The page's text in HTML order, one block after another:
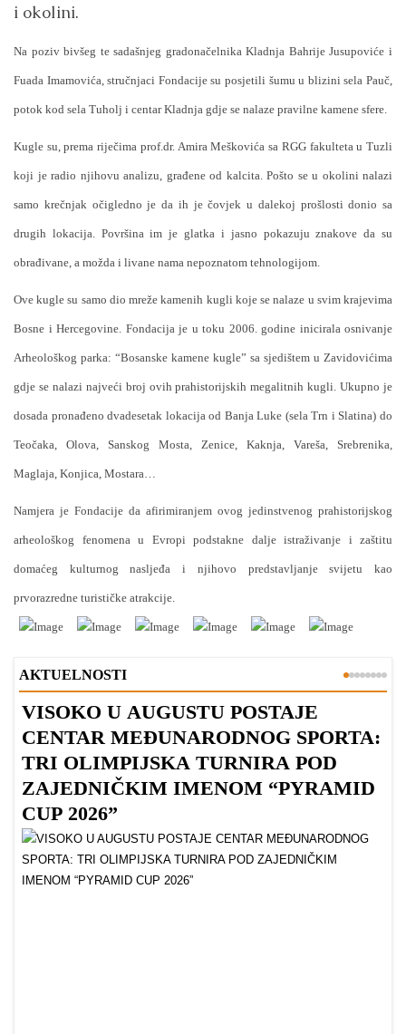
i okolini.
Na poziv bivšeg te sadašnjeg gradonačelnika Kladnja Bahrije Jusupoviće i
Fuada Imamovića, stručnjaci Fondacije su posjetili šumu u blizini sela Pauč,
potok kod sela Tuholj i centar Kladnja gdje se nalaze pravilne kamene sfere.
Kugle su, prema riječima prof.dr. Amira Meškovića sa RGG fakulteta u Tuzli
koji je radio njihovu analizu, građene od kalcita. Pošto se u okolini nalazi
samo krečnjak očigledno je da ih je čovjek u dalekoj prošlosti donio sa
drugih lokacija. Površina im je glatka i jasno pokazuju znakove da su
obrađivane, a možda i livane nama nepoznatom tehnologijom.
Ove kugle su samo dio mreže kamenih kugli koje se nalaze u svim krajevima
Bosne i Hercegovine. Fondacija je u toku 2006. godine inicirala osnivanje
Arheološkog parka: “Bosanske kamene kugle” sa sjedištem u Zavidovićima
gdje se nalazi najveći broj ovih prahistorijskih megalitnih kugli. Ukupno je
dosada pronađeno dvadesetak lokacija od Banja Luke (sela Trn i Slatina) do
Teočaka, Olova, Sanskog Mosta, Zenice, Kaknja, Vareša, Srebrenika,
Maglaja, Konjica, Mostara…
Namjera je Fondacije da afirimiranjem ovog jedinstvenog prahistorijskog
arheološkog fenomena u Evropi podstakne dalje istraživanje i zaštitu
domaćeg kulturnog nasljeđa i njihovo predstavljanje svijetu kao
prvorazredne turističke atrakcije.
AKTUELNOSTI
VISOKO U AUGUSTU POSTAJE
CENTAR MEĐUNARODNOG SPORTA:
TRI OLIMPIJSKA TURNIRA POD
ZAJEDNIČKIM IMENOM “PYRAMID
CUP 2026”